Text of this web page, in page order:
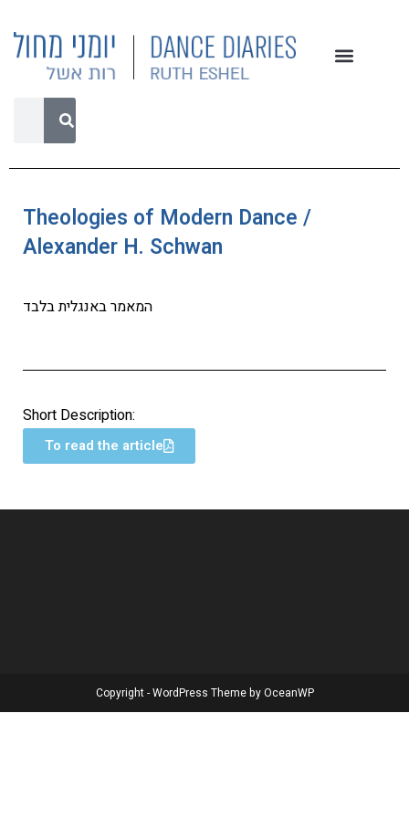
Theologies of Modern Dance /
Alexander H. Schwan
המאמר באנגלית בלבד
Short Description:
To read the article
Copyright - WordPress Theme by OceanWP